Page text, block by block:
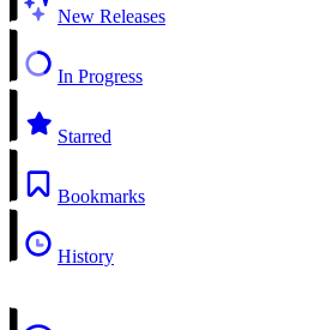
New Releases
In Progress
Starred
Bookmarks
History